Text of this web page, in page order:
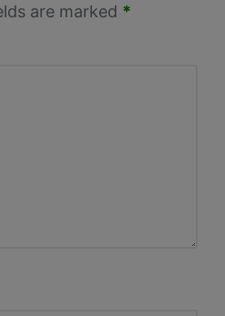
are marked *